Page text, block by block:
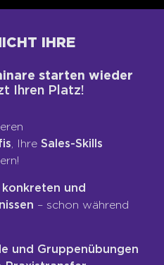
IHRE
starten wieder
Ihren Platz!
, IhreSales-Skills
konkreten und
– schon während
und Gruppenübungen